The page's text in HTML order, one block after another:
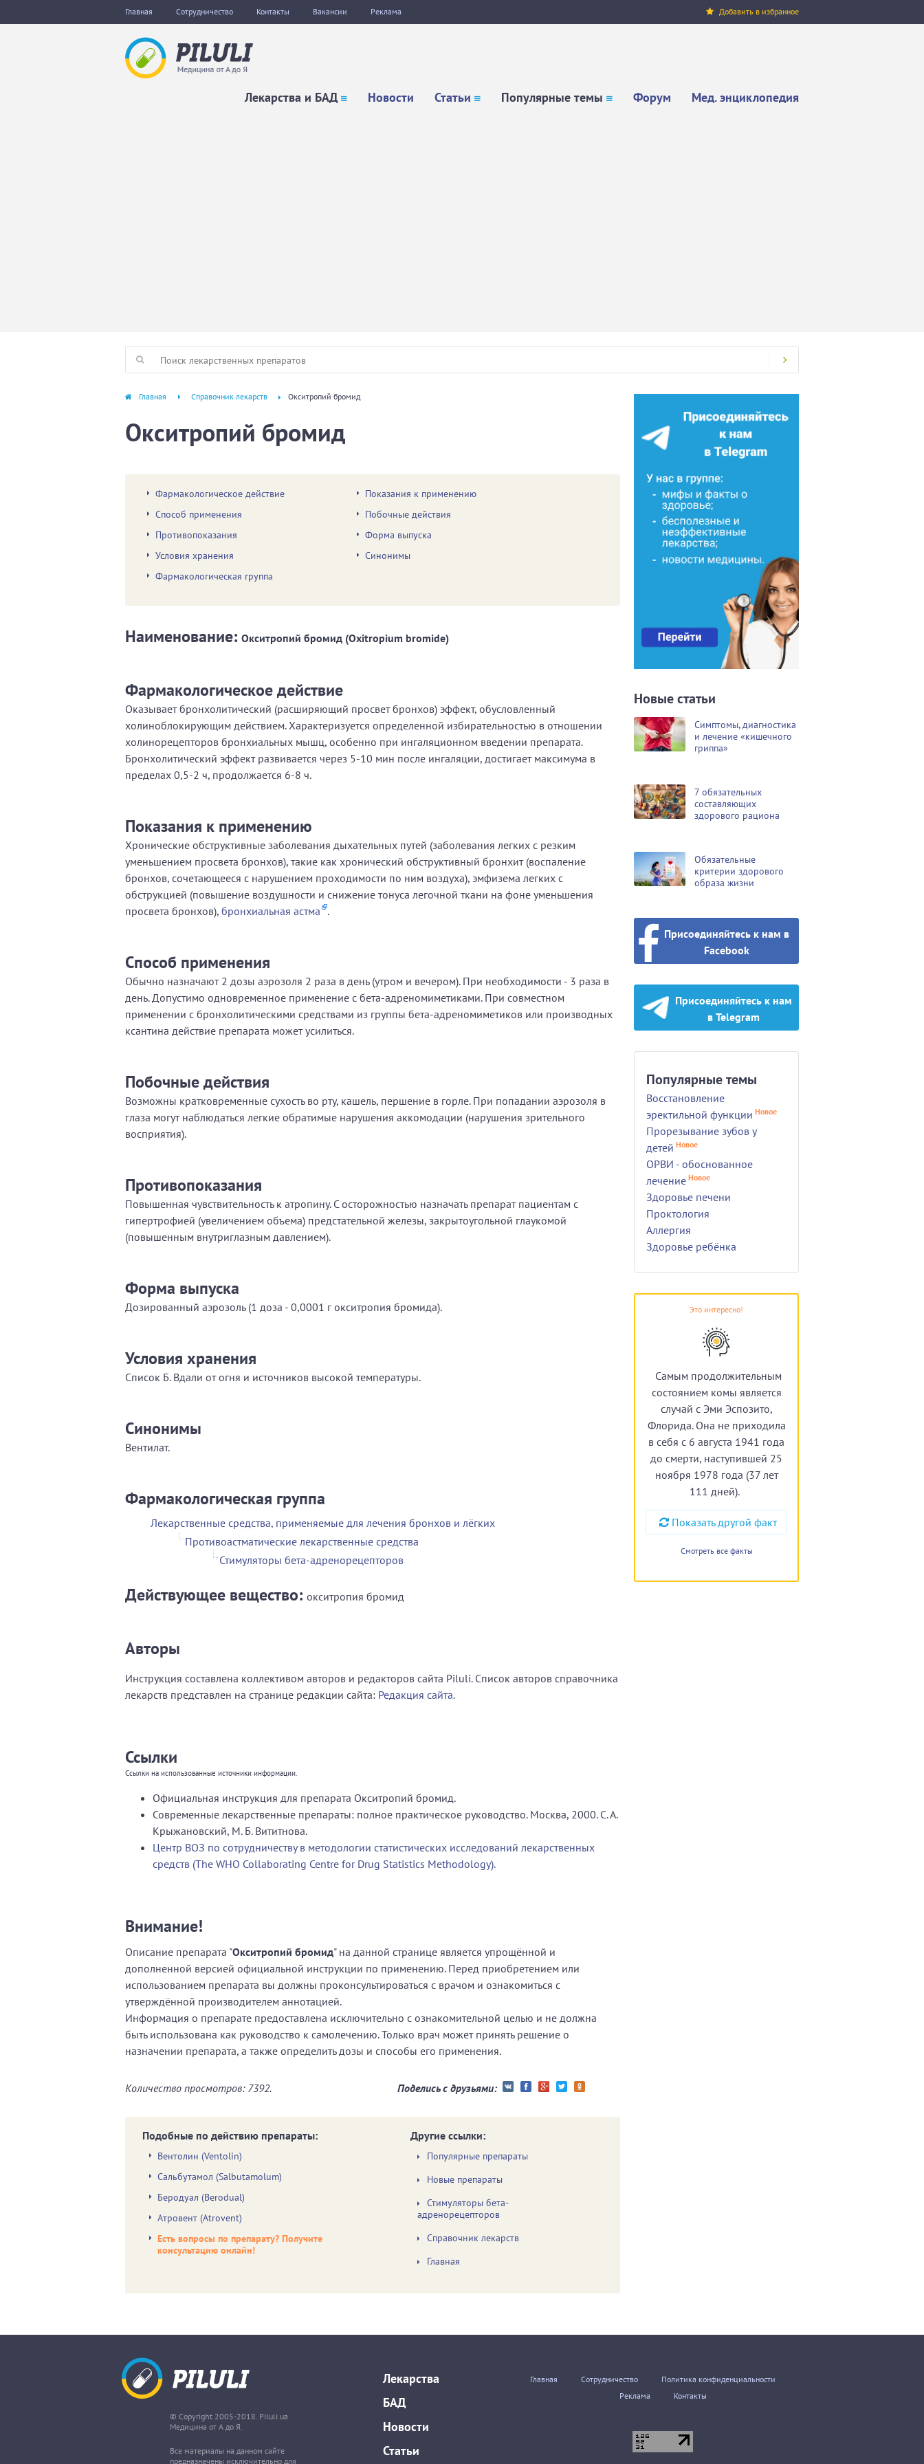
Главная Сотрудничество Контакты Вакансии Реклама Добавить в избранное
Лекарства и БАД Новости Статьи Популярные темы Форум Мед. энциклопедия
Главная Справочник лекарств Окситропий бромид
Окситропий бромид
Фармакологическое действие
Показания к применению
Способ применения
Побочные действия
Противопоказания
Форма выпуска
Условия хранения
Синонимы
Фармакологическая группа
Наименование: Окситропий бромид (Oxitropium bromide)
Фармакологическое действие
Оказывает бронхолитический (расширяющий просвет бронхов) эффект, обусловленный
холиноблокирующим действием. Характеризуется определенной избирательностью в отношении
холинорецепторов бронхиальных мышц, особенно при ингаляционном введении препарата.
Бронхолитический эффект развивается через 5-10 мин после ингаляции, достигает максимума в
пределах 0,5-2 ч, продолжается 6-8 ч.
Показания к применению
Хронические обструктивные заболевания дыхательных путей (заболевания легких с резким
уменьшением просвета бронхов), такие как хронический обструктивный бронхит (воспаление
бронхов, сочетающееся с нарушением проходимости по ним воздуха), эмфизема легких с
обструкцией (повышение воздушности и снижение тонуса легочной ткани на фоне уменьшения
просвета бронхов), бронхиальная астма .
Способ применения
Обычно назначают 2 дозы аэрозоля 2 раза в день (утром и вечером). При необходимости - 3 раза в
день. Допустимо одновременное применение с бета-адреномиметиками. При совместном
применении с бронхолитическими средствами из группы бета-адреномиметиков или производных
ксантина действие препарата может усилиться.
Побочные действия
Возможны кратковременные сухость во рту, кашель, першение в горле. При попадании аэрозоля в
глаза могут наблюдаться легкие обратимые нарушения аккомодации (нарушения зрительного
восприятия).
Противопоказания
Повышенная чувствительность к атропину. С осторожностью назначать препарат пациентам с
гипертрофией (увеличением объема) предстательной железы, закрытоугольной глаукомой
(повышенным внутриглазным давлением).
Форма выпуска
Дозированный аэрозоль (1 доза - 0,0001 г окситропия бромида).
Условия хранения
Список Б. Вдали от огня и источников высокой температуры.
Синонимы
Вентилат.
Фармакологическая группа
Лекарственные средства, применяемые для лечения бронхов и лёгких
Противоастматические лекарственные средства
Стимуляторы бета-адренорецепторов
Действующее вещество: окситропия бромид
Авторы
Инструкция составлена коллективом авторов и редакторов сайта Piluli. Список авторов справочника
лекарств представлен на странице редакции сайта: Редакция сайта.
Ссылки
Ссылки на использованные источники информации.
Официальная инструкция для препарата Окситропий бромид.
Современные лекарственные препараты: полное практическое руководство. Москва, 2000. С. А.
Крыжановский, М. Б. Вититнова.
Центр ВОЗ по сотрудничеству в методологии статистических исследований лекарственных
средств (The WHO Collaborating Centre for Drug Statistics Methodology).
Внимание!
Описание препарата "Окситропий бромид" на данной странице является упрощённой и
дополненной версией официальной инструкции по применению. Перед приобретением или
использованием препарата вы должны проконсультироваться с врачом и ознакомиться с
утверждённой производителем аннотацией.
Информация о препарате предоставлена исключительно с ознакомительной целью и не должна
быть использована как руководство к самолечению. Только врач может принять решение о
назначении препарата, а также определить дозы и способы его применения.
Поделись с друзьями:
Количество просмотров: 7392.
Подобные по действию препараты:
Вентолин (Ventolin)
Сальбутамол (Salbutamolum)
Беродуал (Berodual)
Атровент (Atrovent)
Есть вопросы по препарату? Получите
консультацию онлайн!
Другие ссылки:
Популярные препараты
Новые препараты
Стимуляторы бета-
адренорецепторов
Справочник лекарств
Главная
Новые статьи
Симптомы, диагностика
и лечение «кишечного
гриппа»
7 обязательных
составляющих
здорового рациона
Обязательные
критерии здорового
образа жизни
Присоединяйтесь к нам в
Facebook
Присоединяйтесь к нам
в Telegram
Популярные темы
Восстановление
эректильной функции Новое
Прорезывание зубов у
детей Новое
ОРВИ - обоснованное
лечение Новое
Здоровье печени
Проктология
Аллергия
Здоровье ребёнка
Это интересно!
Самым продолжительным
состоянием комы является
случай с Эми Эспозито,
Флорида. Она не приходила
в себя с 6 августа 1941 года
до смерти, наступившей 25
ноября 1978 года (37 лет
111 дней).
Показать другой факт
Смотреть все факты
© Copyright 2005-2018. Piluli.ua
Медицина от А до Я.
Все материалы на данном сайте
предназначены исключительно для
Лекарства
БАД
Новости
Статьи
Главная Сотрудничество
Политика конфиденциальности
Реклама
Контакты